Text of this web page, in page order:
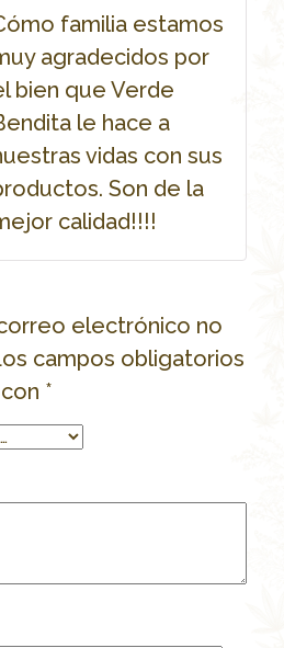
familia estamos
agradecidos por
bien que Verde
le hace a
vidas con sus
Son de la
calidad!!!!
electrónico no
campos obligatorios
*